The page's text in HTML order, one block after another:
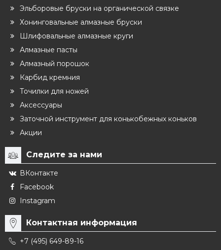
Эльборовые бруски на органической связке
Хонинговальные алмазные бруски
Шлифовальные алмазные круги
Алмазные пасты
Алмазный порошок
Карбид кремния
Точилки для ножей
Аксессуары
Заточной инструмент для конькобежных коньков
Акции
Следите за нами
ВКонтакте
Facebook
Instagram
Контактная информация
+7 (495) 649-89-16